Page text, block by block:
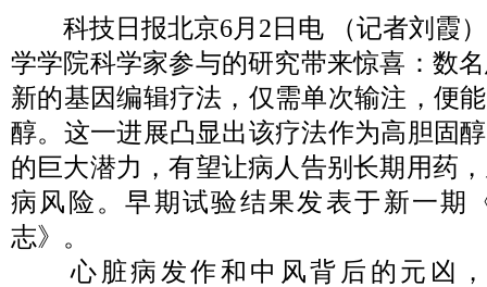
科技日报北京6月2日电 （记者刘霞
学学院科学家参与的研究带来惊喜：数
新的基因编辑疗法，仅需单次输注，便
醇。这一进展凸显出该疗法作为高胆固
的巨大潜力，有望让病人告别长期用药
病风险。早期试验结果发表于新一期
志》。
心脏病发作和中风背后的元凶，